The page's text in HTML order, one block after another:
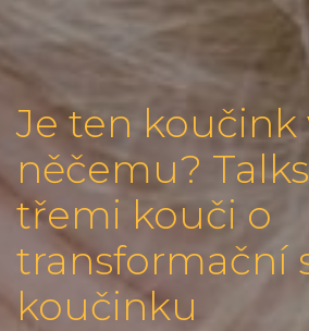
Je ten koučink
něčemu?
třemi kouči o
transformační
koučinku